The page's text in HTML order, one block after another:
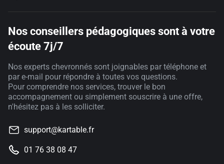
Nos conseillers pédagogiques sont à votre
écoute 7j/7
Nos experts chevronnés sont joignables par téléphone et
par e-mail pour répondre à toutes vos questions.
Pour comprendre nos services, trouver le bon
accompagnement ou simplement souscrire à une offre,
n'hésitez pas à les solliciter.
support@kartable.fr
01 76 38 08 47